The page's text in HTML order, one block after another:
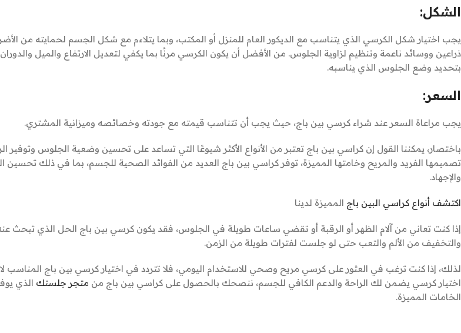
الشكل:
يجب اختيار شكل الكرسي الذي يتناسب مع الديكور العام للمنزل أو المكتب، وبما يتلاءم مع شكل الجسم لحمايته من
ذراعين ووسائد ناعمة وتنظيم لزاوية الجلوس. من الأفضل أن يكون الكرسي مرنًا بما يكفي لتعديل الارتفاع والميل
بتحديد وضع الجلوس الذي يناسبه.
السعر:
يجب مراعاة السعر عند شراء كرسي بين باج، حيث يجب أن تتناسب قيمته مع جودته وخصائصه وميزانية المشتري.
باختصار، يمكننا القول إن كراسي بين باج تعتبر من الأنواع الأكثر شيوعًا التي تساعد على تحسين وضعية الجلوس وتوفير
تصميمها الفريد والمريح وخامتها المميزة، توفر كراسي بين باج العديد من الفوائد الصحية للجسم، بما في ذلك تحسين
والإجهاد.
اكتشف أنواع كراسي البين باج المميزة لدينا
إذا كنت تعاني من آلام الظهر أو الرقبة أو تقضي ساعات طويلة في الجلوس، فقد يكون كرسي بين باج الحل الذي
والتخفيف من الألم والتعب حتى لو جلست لفترات طويلة من الزمن.
لذلك، إذا كنت ترغب في العثور على كرسي مريح وصحي للاستخدام اليومي، فلا تتردد في اختيار كرسي بين باج المناسب
اختيار كرسي يضمن لك الراحة والدعم الكافي للجسم، ننصحك بالحصول على كراسي بين باج من متجر جلستك الذي
الخامات المميزة.